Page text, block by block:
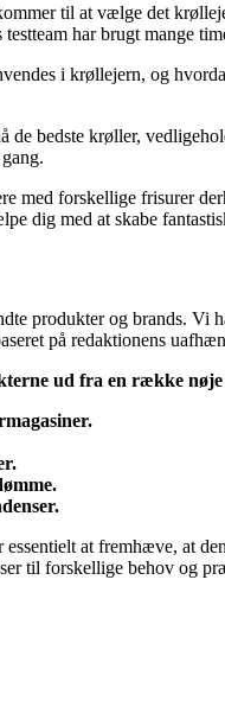
til at vælge det
har brugt
i krøllejern, og
bedste krøller,
med forskellige frisurer
dig med at skabe
produkter og brands.
på redaktionens
ud fra en række
at fremhæve, at
til forskellige behov og